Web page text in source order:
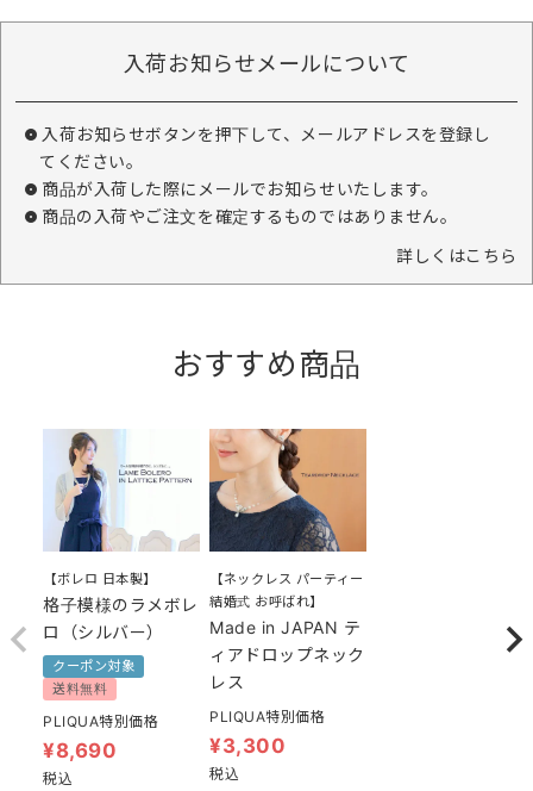
入荷お知らせメールについて
入荷お知らせボタンを押下して、メールアドレスを登録し
てください。
商品が入荷した際にメールでお知らせいたします。
商品の入荷やご注文を確定するものではありません。
詳しくはこちら
おすすめ商品
【ボレロ 日本製】
格子模様のラメボレ
ロ（シルバー）
クーポン対象
送料無料
PLIQUA特別価格
¥8,690
税込
【ネックレス パーティー
結婚式 お呼ばれ】
Made in JAPAN テ
ィアドロップネック
レス
PLIQUA特別価格
¥3,300
税込